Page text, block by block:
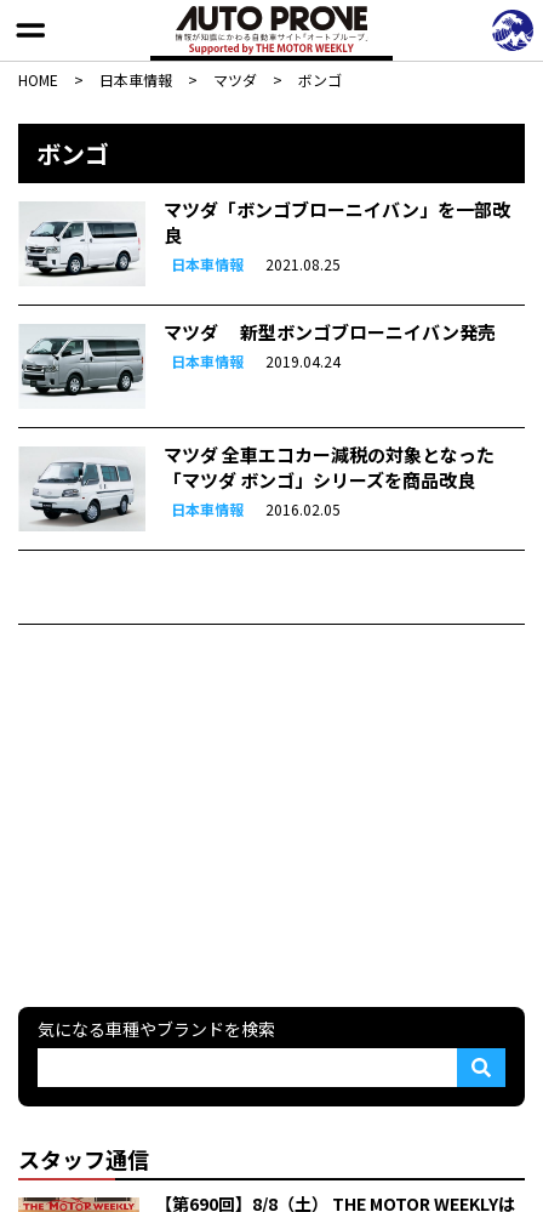
HOME > 日本車情報​ > マツダ > ボンゴ
ボンゴ
マツダ「ボンゴブローニイバン」を一部改
良
日本車情報 2021.08.25
マツダ 新型ボンゴブローニイバン発売
日本車情報 2019.04.24
マツダ 全車エコカー減税の対象となった
「マツダ ボンゴ」シリーズを商品改良
日本車情報 2016.02.05
気になる車種やブランドを検索
スタッフ通信
【第690回】8/8（土） THE MOTOR WEEKLYは